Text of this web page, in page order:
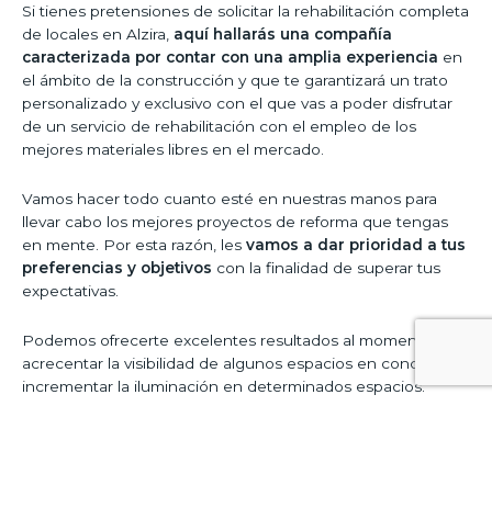
Si tienes pretensiones de solicitar la rehabilitación completa
de locales en Alzira, aquí hallarás una compañía
caracterizada por contar con una amplia experiencia en
el ámbito de la construcción y que te garantizará un trato
personalizado y exclusivo con el que vas a poder disfrutar
de un servicio de rehabilitación con el empleo de los
mejores materiales libres en el mercado.
Vamos hacer todo cuanto esté en nuestras manos para
llevar cabo los mejores proyectos de reforma que tengas
en mente. Por esta razón, les vamos a dar prioridad a tus
preferencias y objetivos con la finalidad de superar tus
expectativas.
Podemos ofrecerte excelentes resultados al momento de
acrecentar la visibilidad de algunos espacios en concreto o
incrementar la iluminación en determinados espacios.